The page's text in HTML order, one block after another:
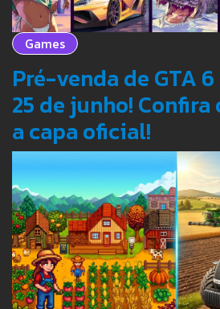
Games
Pré-venda de GTA
25 de junho! Confira
a capa oficial!